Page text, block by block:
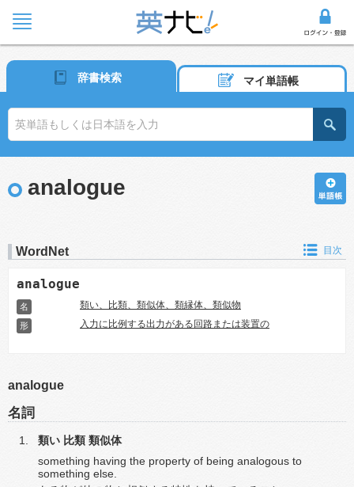
辞書検索 マイ単語帳
analogue
WordNet 目次
analogue
名 類い、比類、類似体、類縁体、類似物
形 入力に比例する出力がある回路または装置の
analogue
名詞
類い 比類 類似体
something having the property of being analogous to
something else.